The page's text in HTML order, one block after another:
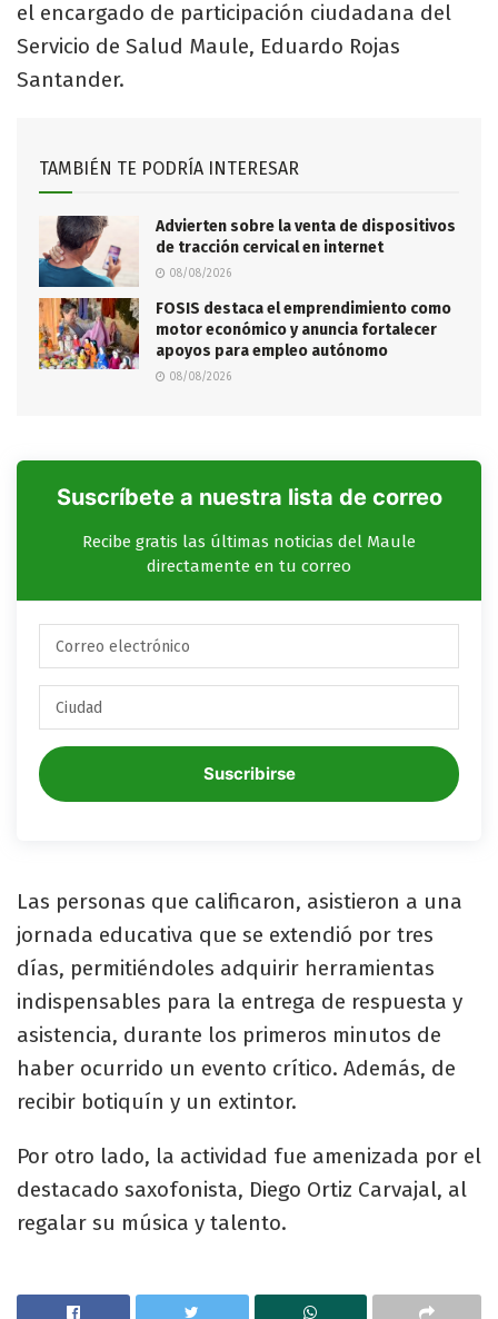
el encargado de participación ciudadana del
Servicio de Salud Maule, Eduardo Rojas
Santander.
TAMBIÉN TE PODRÍA INTERESAR
Advierten sobre la venta de dispositivos
de tracción cervical en internet
08/08/2026
FOSIS destaca el emprendimiento como
motor económico y anuncia fortalecer
apoyos para empleo autónomo
08/08/2026
Suscríbete a nuestra lista de correo
Recibe gratis las últimas noticias del Maule
directamente en tu correo
Suscribirse
Las personas que calificaron, asistieron a una
jornada educativa que se extendió por tres
días, permitiéndoles adquirir herramientas
indispensables para la entrega de respuesta y
asistencia, durante los primeros minutos de
haber ocurrido un evento crítico. Además, de
recibir botiquín y un extintor.
Por otro lado, la actividad fue amenizada por el
destacado saxofonista, Diego Ortiz Carvajal, al
regalar su música y talento.